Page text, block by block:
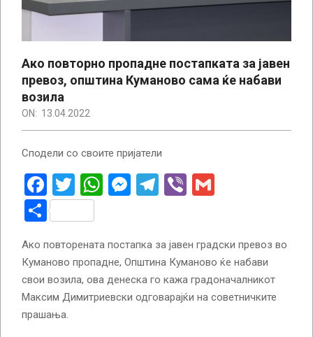
Ако повторно пропадне постапката за јавен
превоз, општина Куманово сама ќе набави
возила
ON: 13.04.2022
Сподели со своите пријатели
Facebook
Twitter
WhatsApp
Messenger
Telegram
Viber
Share
Ако повторената постапка за јавен градски превоз во
Куманово пропадне, Општина Куманово ќе набави
свои возила, ова денеска го кажа градоначалникот
Максим Димитриевски одговарајќи на советничките
прашања.